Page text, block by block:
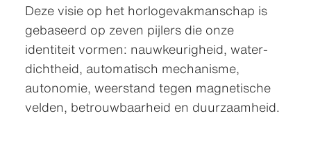
Deze visie op het horloge­vakmanschap is
gebaseerd op zeven pijlers die onze
identiteit vormen: nauwkeurigheid, water­
dichtheid, automatisch mechanisme,
autonomie, weerstand tegen magnetische
velden, betrouw­baarheid en duurzaamheid.